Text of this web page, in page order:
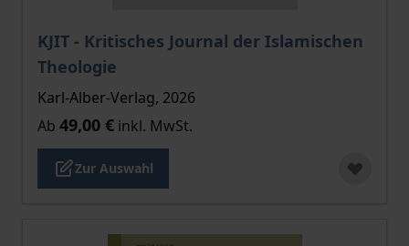
KJIT - Kritisches Journal der Islamischen
Theologie
Der Preis dieses Titels richtet sich nach der
Karl-Alber-Verlag, 2026
Ab 49,00 € inkl. MwSt.
Zur Auswahl